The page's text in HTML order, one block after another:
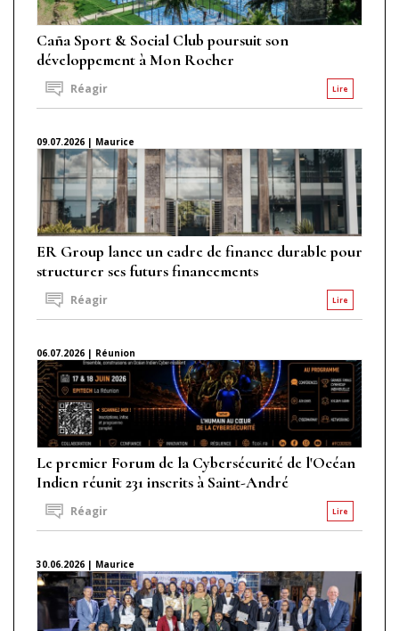
Caña Sport & Social Club poursuit son
développement à Mon Rocher
Lire
Réagir
09.07.2026 | Maurice
ER Group lance un cadre de finance durable pour
structurer ses futurs financements
Lire
Réagir
06.07.2026 | Réunion
Le premier Forum de la Cybersécurité de l'Océan
Indien réunit 231 inscrits à Saint-André
Lire
Réagir
30.06.2026 | Maurice